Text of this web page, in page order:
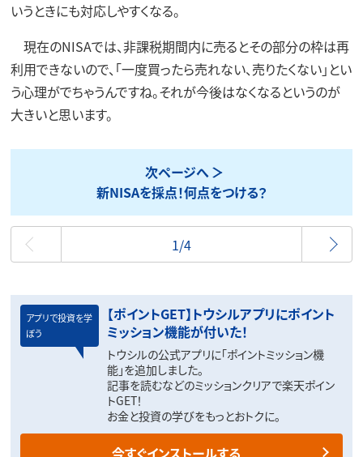
いうときにも対応しやすくなる。
現在のNISAでは、非課税期間内に売るとその部分の枠は再
利用できないので、「一度買ったら売れない、売りたくない」とい
う心理がでちゃうんですね。それが今後はなくなるというのが
大きいと思います。
次ページへ
新NISAを採点！何点をつける？
最初
1/4
アプリで投資を学
ぼう
【ポイントGET】トウシルアプリにポイント
ミッション機能が付いた！
トウシルの公式アプリに「ポイントミッション機
能」を追加しました。
記事を読むなどのミッションクリアで楽天ポイン
トGET！
お金と投資の学びをもっとおトクに。
今すぐインストールする